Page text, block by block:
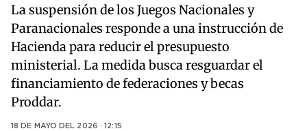
La suspensión de los Juegos Nacionales y
Paranacionales responde a una instrucción de
Hacienda para reducir el presupuesto
ministerial. La medida busca resguardar el
financiamiento de federaciones y becas
Proddar.
18 DE MAYO DEL 2026 · 12:15